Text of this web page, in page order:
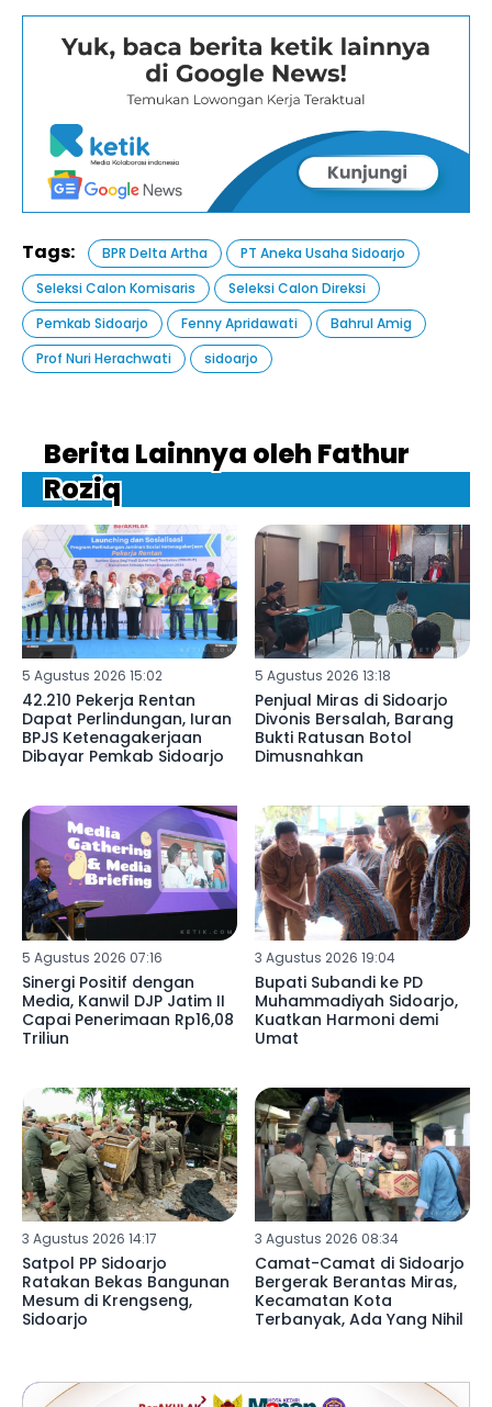
Tags: BPR Delta Artha
PT Aneka Usaha Sidoarjo
Seleksi Calon Komisaris
Seleksi Calon Direksi
Pemkab Sidoarjo
Fenny Apridawati
Bahrul Amig
Prof Nuri Herachwati
sidoarjo
Berita Lainnya oleh Fathur
Roziq
5 Agustus 2026 15:02
42.210 Pekerja Rentan
Dapat Perlindungan, Iuran
BPJS Ketenagakerjaan
Dibayar Pemkab Sidoarjo
5 Agustus 2026 13:18
Penjual Miras di Sidoarjo
Divonis Bersalah, Barang
Bukti Ratusan Botol
Dimusnahkan
5 Agustus 2026 07:16
Sinergi Positif dengan
Media, Kanwil DJP Jatim II
Capai Penerimaan Rp16,08
Triliun
3 Agustus 2026 19:04
Bupati Subandi ke PD
Muhammadiyah Sidoarjo,
Kuatkan Harmoni demi
Umat
3 Agustus 2026 14:17
Satpol PP Sidoarjo
Ratakan Bekas Bangunan
Mesum di Krengseng,
Sidoarjo
3 Agustus 2026 08:34
Camat-Camat di Sidoarjo
Bergerak Berantas Miras,
Kecamatan Kota
Terbanyak, Ada Yang Nihil